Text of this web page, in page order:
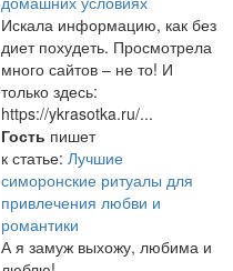
Искала информацию, как без
диет похудеть. Просмотрела
много сайтов – не то! И
только здесь:
https://ykrasotka.ru/...
Гость пишет
к статье: Лучшие
симоронские ритуалы для
привлечения любви и
романтики
А я замуж выхожу, любима и